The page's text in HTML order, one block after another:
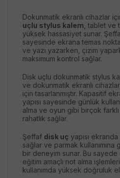
Dokunmatik ekranlı cihazlar
uçlu stylus kalem , tablet ve
yüksek hassasiyet sunar.
sayesinde ekrana temas
ve yazı yazarken, çizim
maksimum kontrol sağlar.
Disk uçlu dokunmatik stylus
ve dokunmatik ekranlı
için tasarlanmıştır. Kapasitif
yapısı sayesinde günlük
alma ve oyun gibi birçok
rahatlık sağlar.
Şeffaf disk uç yapısı
sağlar ve parmak
bir deneyim sunar. Bu sayede
eğitim amaçlı not alma
kullanımda yüksek doğruluk